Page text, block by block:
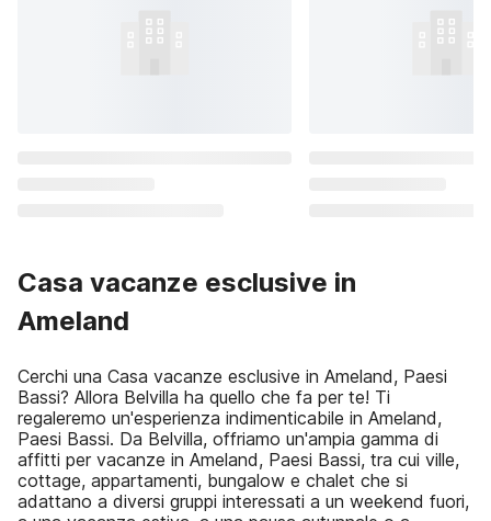
Casa vacanze esclusive in
Ameland
Cerchi una Casa vacanze esclusive in Ameland, Paesi
Bassi? Allora Belvilla ha quello che fa per te! Ti
regaleremo un'esperienza indimenticabile in Ameland,
Paesi Bassi. Da Belvilla, offriamo un'ampia gamma di
affitti per vacanze in Ameland, Paesi Bassi, tra cui ville,
cottage, appartamenti, bungalow e chalet che si
adattano a diversi gruppi interessati a un weekend fuori,